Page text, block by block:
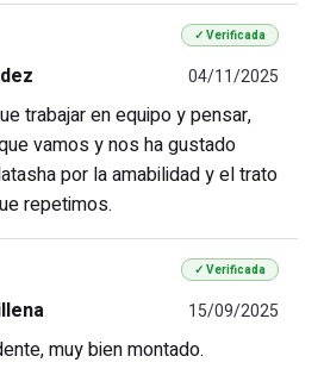
✓ Verificada
04/11/2025
trabajar en equipo y pensar,
vamos y nos ha gustado
por la amabilidad y el trato
repetimos.
✓ Verificada
15/09/2025
muy bien montado.